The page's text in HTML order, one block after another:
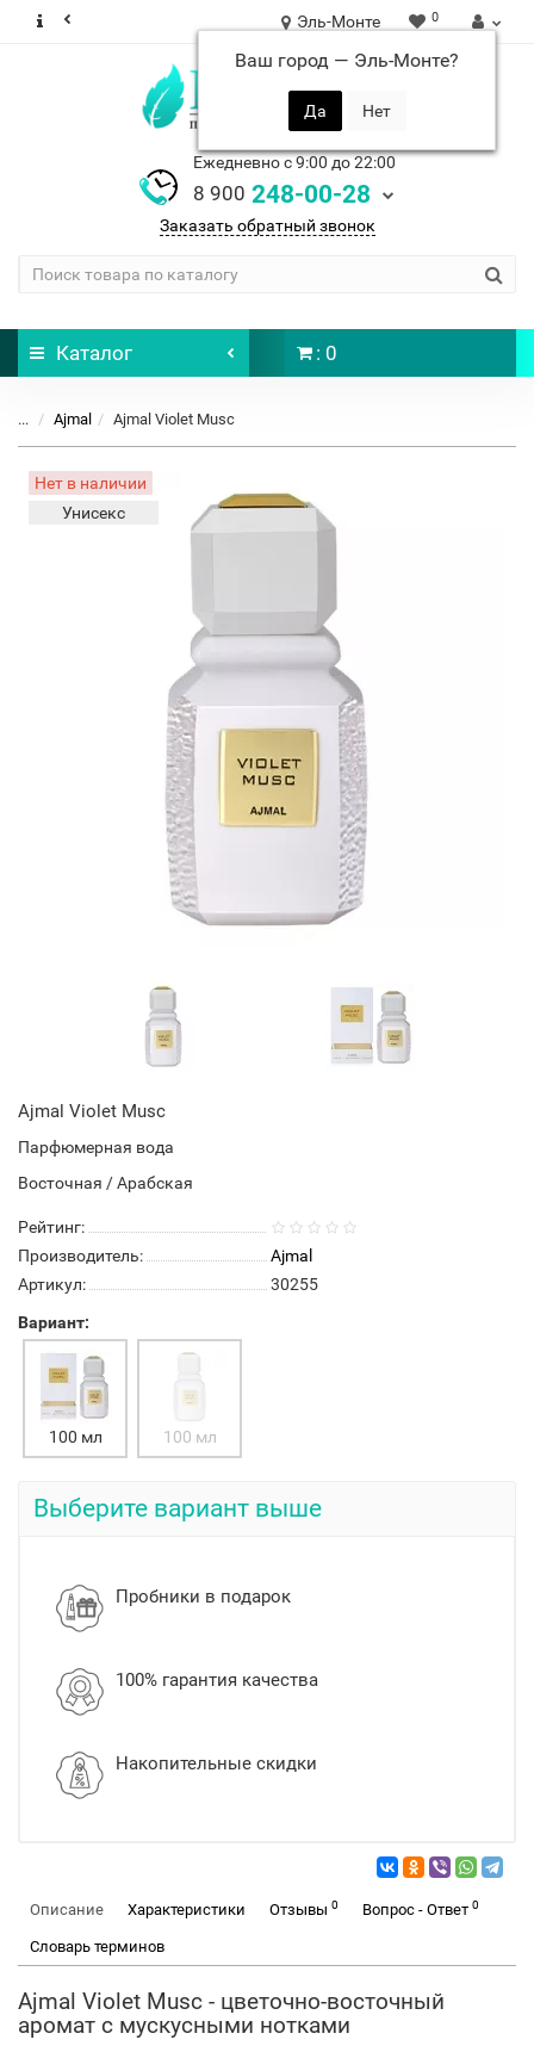
Эль-Монте
Ваш город — Эль-Монте?
0
Ежедневно с 9:00 до 22:00
8 900 248-00-28
Заказать обратный звонок
Каталог : 0
... Ajmal Ajmal Violet Musc
Нет в наличии
Унисекс
Ajmal Violet Musc
Парфюмерная вода
Восточная / Арабская
Рейтинг:
Производитель:
Ajmal
Артикул:
30255
Вариант:
100 мл 100 мл
Выберите вариант выше
Пробники в подарок
100% гарантия качества
Накопительные скидки
Описание Характеристики Отзывы 0 Вопрос - Ответ 0
Словарь терминов
Ajmal Violet Musc - цветочно-восточный
аромат с мускусными нотками